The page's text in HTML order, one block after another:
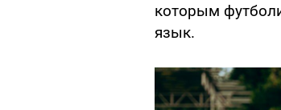
которым
язык.